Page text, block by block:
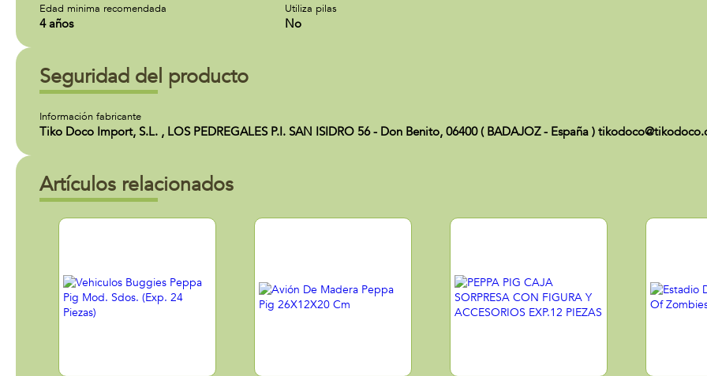
Edad minima recomendada
4 años
Utiliza pilas
No
Seguridad del producto
Información fabricante
Tiko Doco Import, S.L. , LOS PEDREGALES P.I. SAN ISIDRO 56 - Don Benito, 06400 ( BADAJOZ - España )
Artículos relacionados